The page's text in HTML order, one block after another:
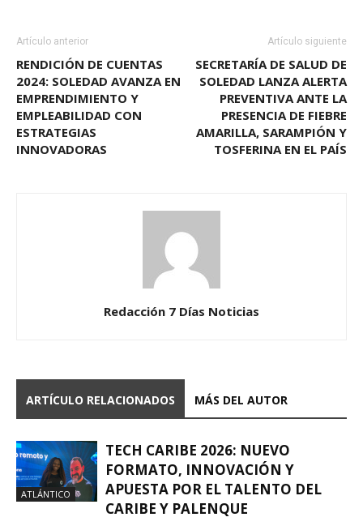
Artículo anterior
RENDICIÓN DE CUENTAS
2024: SOLEDAD AVANZA EN
EMPRENDIMIENTO Y
EMPLEABILIDAD CON
ESTRATEGIAS
INNOVADORAS
Artículo siguiente
SECRETARÍA DE SALUD DE
SOLEDAD LANZA ALERTA
PREVENTIVA ANTE LA
PRESENCIA DE FIEBRE
AMARILLA, SARAMPIÓN Y
TOSFERINA EN EL PAÍS
Redacción 7 Días Noticias
ARTÍCULO RELACIONADOS MÁS DEL AUTOR
ATLÁNTICO
TECH CARIBE 2026: NUEVO
FORMATO, INNOVACIÓN Y
APUESTA POR EL TALENTO DEL
CARIBE Y PALENQUE